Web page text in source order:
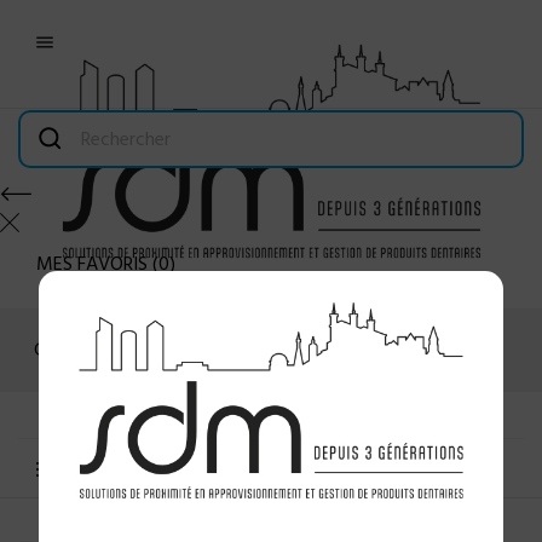

MES FAVORIS(0)
Connexion
MENU